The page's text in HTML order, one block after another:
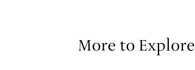
More to Explore